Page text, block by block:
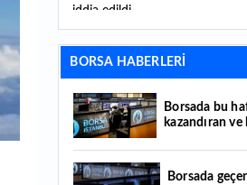
iddia edildi
11:54 "Esnaf ve sanatkara bu yılın ilk yarısında
yaklaşık 75 milyar lira
11:52 Yaratıcılık ve ticaret bir araya geldi: İşte
İstanbul'un yeni girişimcilik
Carrier'ın paylarının tamamını
BORSA HABERLERİ
Borsada bu
kazandıran
Borsada